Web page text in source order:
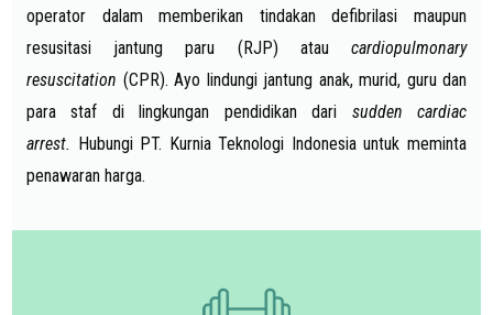
operator dalam memberikan tindakan defibrilasi maupun
resusitasi jantung paru (RJP) ataucardiopulmonary
resuscitation (CPR). Ayo lindungi jantung anak, murid, guru dan
para staf di lingkungan pendidikan dari sudden cardiac
arrest. Hubungi PT. Kurnia Teknologi Indonesia untuk meminta
penawaran harga.